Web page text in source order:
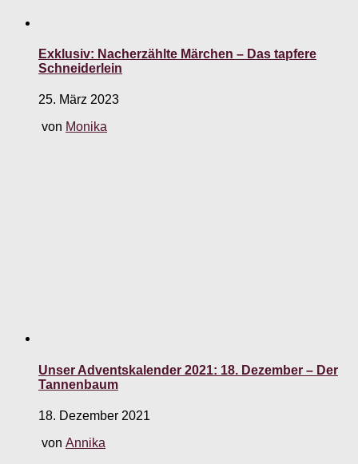
Exklusiv: Nacherzählte Märchen – Das tapfere
Schneiderlein
25. März 2023
von Monika
Unser Adventskalender 2021: 18. Dezember – Der
Tannenbaum
18. Dezember 2021
von Annika